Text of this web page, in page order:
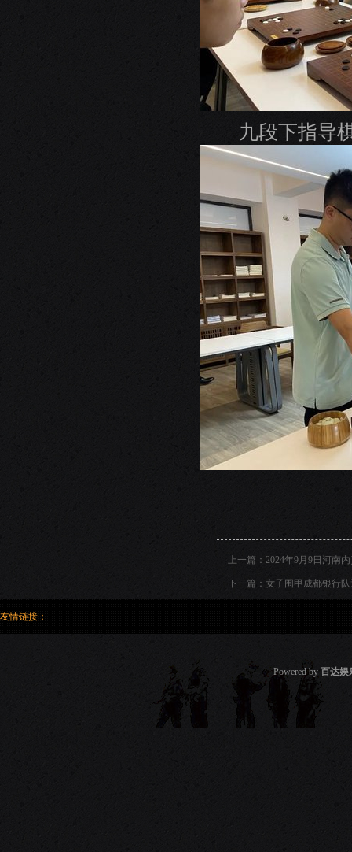
九段下指导
上一篇： 2024年9月9日河南
下一篇： 女子围甲成都银行
友情链接：
Powered by 百达娱